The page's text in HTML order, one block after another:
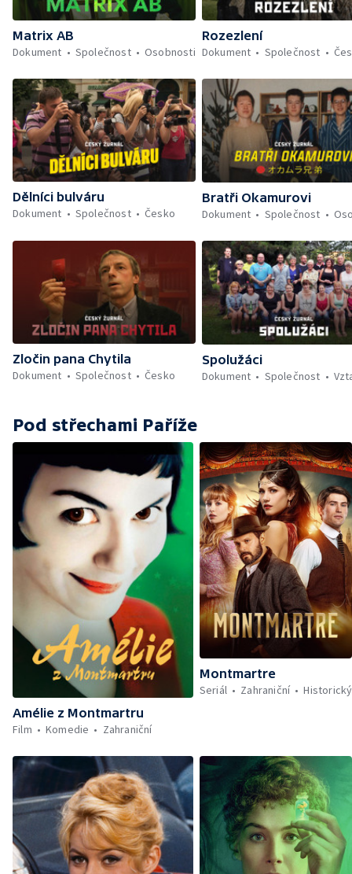
Matrix AB
Dokument
Společnost Osobnosti
Rozezlení
Dokument
Společnost
Dělníci bulváru
Dokument
Společnost Česko
Bratři Okamurovi
Dokument
Společnost
Zločin pana Chytila
Dokument
Společnost Česko
Spolužáci
Dokument
Společnost
Pod střechami Paříže
Amélie z Montmartru
Film
Komedie Zahraniční
Montmartre
Seriál
Zahraniční Historický